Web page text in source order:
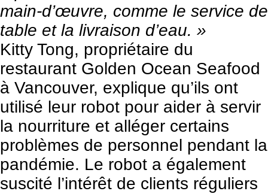
main-d’œuvre, comme le service de
table et la livraison d’eau. »
Kitty Tong, propriétaire du
restaurant Golden Ocean Seafood
à Vancouver, explique qu’ils ont
utilisé leur robot pour aider à servir
la nourriture et alléger certains
problèmes de personnel pendant la
pandémie. Le robot a également
suscité l’intérêt de clients réguliers